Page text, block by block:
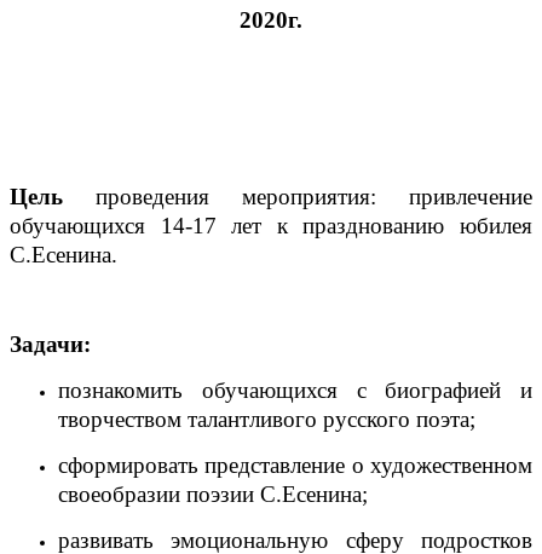
2020г.
Цель проведения мероприятия: привлечение
обучающихся 14-17 лет к празднованию юбилея
С.Есенина.
Задачи:
познакомить обучающихся с биографией и
творчеством талантливого русского поэта;
сформировать представление о художественном
своеобразии поэзии С.Есенина;
развивать эмоциональную сферу подростков